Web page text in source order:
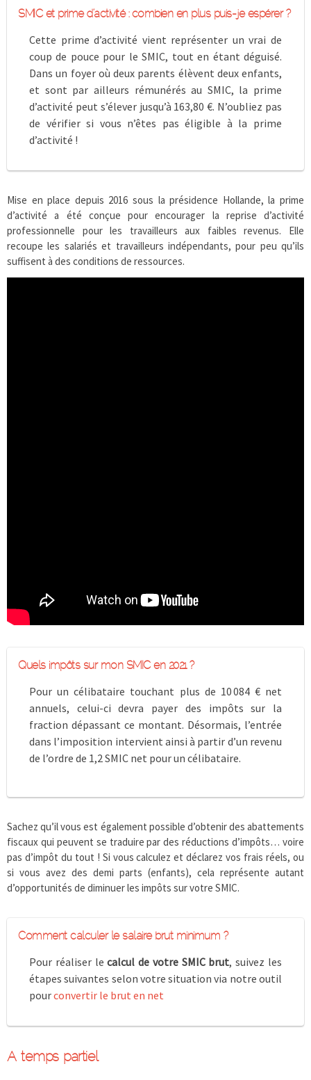
SMIC et prime d’activité : combien en plus puis-je espérer ?
Cette prime d’activité vient représenter un vrai de
coup de pouce pour le SMIC, tout en étant déguisé.
Dans un foyer où deux parents élèvent deux enfants,
et sont par ailleurs rémunérés au SMIC, la prime
d’activité peut s’élever jusqu’à 163,80 €. N’oubliez pas
de vérifier si vous n’êtes pas éligible à la prime
d’activité !
Mise en place depuis 2016 sous la présidence Hollande, la prime
d’activité a été conçue pour encourager la reprise d’activité
professionnelle pour les travailleurs aux faibles revenus. Elle
recoupe les salariés et travailleurs indépendants, pour peu qu’ils
suffisent à des conditions de ressources.
Quels impôts sur mon SMIC en 2021 ?
Pour un célibataire touchant plus de 10 084 € net
annuels, celui-ci devra payer des impôts sur la
fraction dépassant ce montant. Désormais, l’entrée
dans l’imposition intervient ainsi à partir d’un revenu
de l’ordre de 1,2 SMIC net pour un célibataire.
Sachez qu’il vous est également possible d’obtenir des abattements
fiscaux qui peuvent se traduire par des réductions d’impôts… voire
pas d’impôt du tout ! Si vous calculez et déclarez vos frais réels, ou
si vous avez des demi parts (enfants), cela représente autant
d’opportunités de diminuer les impôts sur votre SMIC.
Comment calculer le salaire brut minimum ?
Pour réaliser lecalcul de votre SMIC brut, suivez les
étapes suivantes selon votre situation via notre outil
pourconvertir le brut en net
A temps partiel